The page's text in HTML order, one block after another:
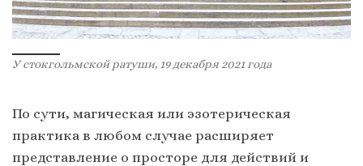
У стокгольмской ратуши, 19 декабря 2021 года
По сути, магическая или эзотерическая
практика в любом случае расширяет
представление о просторе для действий и